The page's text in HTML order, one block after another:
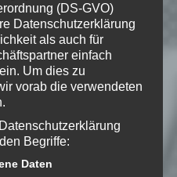
zur
Ich stimme
dauerhaft
über
via E-
(DS-GVO)
Datenschutzerklärung
als auch für
einfach
Um dies zu
vorab die verwendeten
Begriffe:
Daten